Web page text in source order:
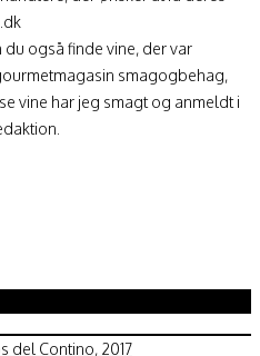
også finde vine, der var
smagogbehag,
vine har jeg smagt og anmeldt i